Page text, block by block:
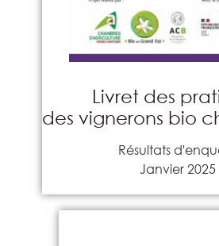
Livret des
des vignerons bio
Résultats
Janvier 2025